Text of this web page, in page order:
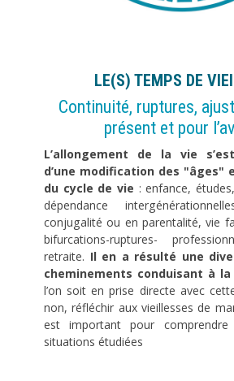
LE(S) TEMPS DE
Continuité, ruptures,
présent et pour
L’allongement de la vie
d’une modification des "âges"
du cycle de vie : enfance,
dépendance
conjugalité ou en parentalité, vie
bifurcations-ruptures-
retraite. Il en a résulté une
cheminements conduisant à la
l’on soit en prise directe avec
non, réfléchir aux vieillesses de
est important pour comprendre
situations étudiées